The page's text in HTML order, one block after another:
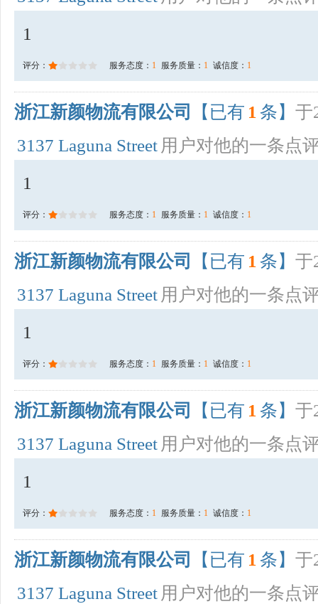
1
评分： 服务态度： 1 服务质量： 1 诚信度： 1
浙江新颜物流有限公司 【已有 1 条】 于
3137 Laguna Street 用户对他的一条点
1
评分： 服务态度： 1 服务质量： 1 诚信度： 1
浙江新颜物流有限公司 【已有 1 条】 于
3137 Laguna Street 用户对他的一条点
1
评分： 服务态度： 1 服务质量： 1 诚信度： 1
浙江新颜物流有限公司 【已有 1 条】 于
3137 Laguna Street 用户对他的一条点
1
评分： 服务态度： 1 服务质量： 1 诚信度： 1
浙江新颜物流有限公司 【已有 1 条】 于
3137 Laguna Street 用户对他的一条点